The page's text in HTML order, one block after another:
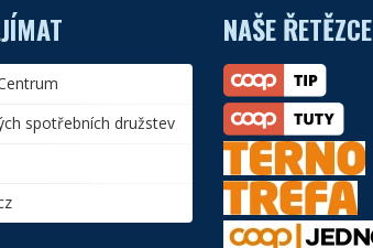
spotřebních družstev
NAŠE ŘETĚZCE